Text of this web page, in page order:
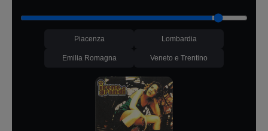
Piacenza Lombardia
Emilia Romagna Veneto e Trentino